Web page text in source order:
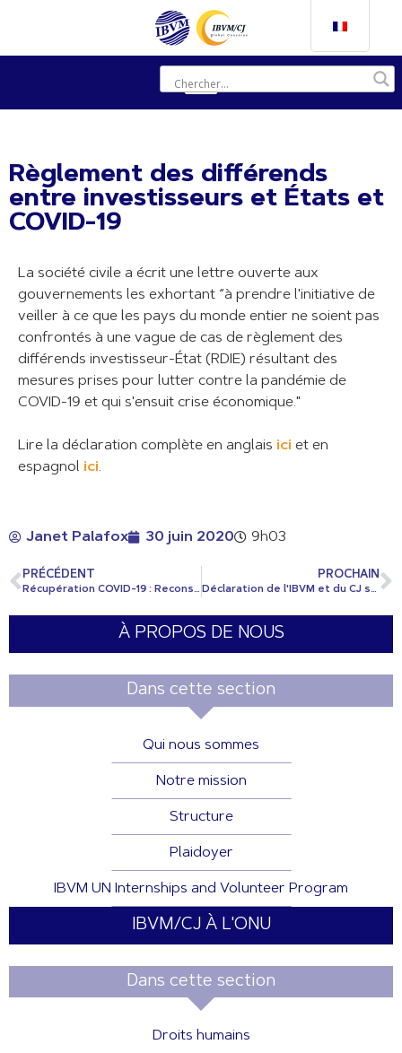
Règlement des différends
entre investisseurs et États et
COVID-19
La société civile a écrit une lettre ouverte aux
gouvernements les exhortant “à prendre l'initiative de
veiller à ce que les pays du monde entier ne soient pas
confrontés à une vague de cas de règlement des
différends investisseur-État (RDIE) résultant des
mesures prises pour lutter contre la pandémie de
COVID-19 et qui s'ensuit crise économique."
Lire la déclaration complète en anglais ici et en
espagnol ici.
Janet Palafox 30 juin 2020 9h03
PRÉCÉDENT
Récupération COVID-19 : Reconstruire en mieux
PROCHAIN
Déclaration de l'IBVM et du CJ sur l'injustice raciale
À PROPOS DE NOUS
Dans cette section
Qui nous sommes
Notre mission
Structure
Plaidoyer
IBVM UN Internships and Volunteer Program
IBVM/CJ À L'ONU
Dans cette section
Droits humains